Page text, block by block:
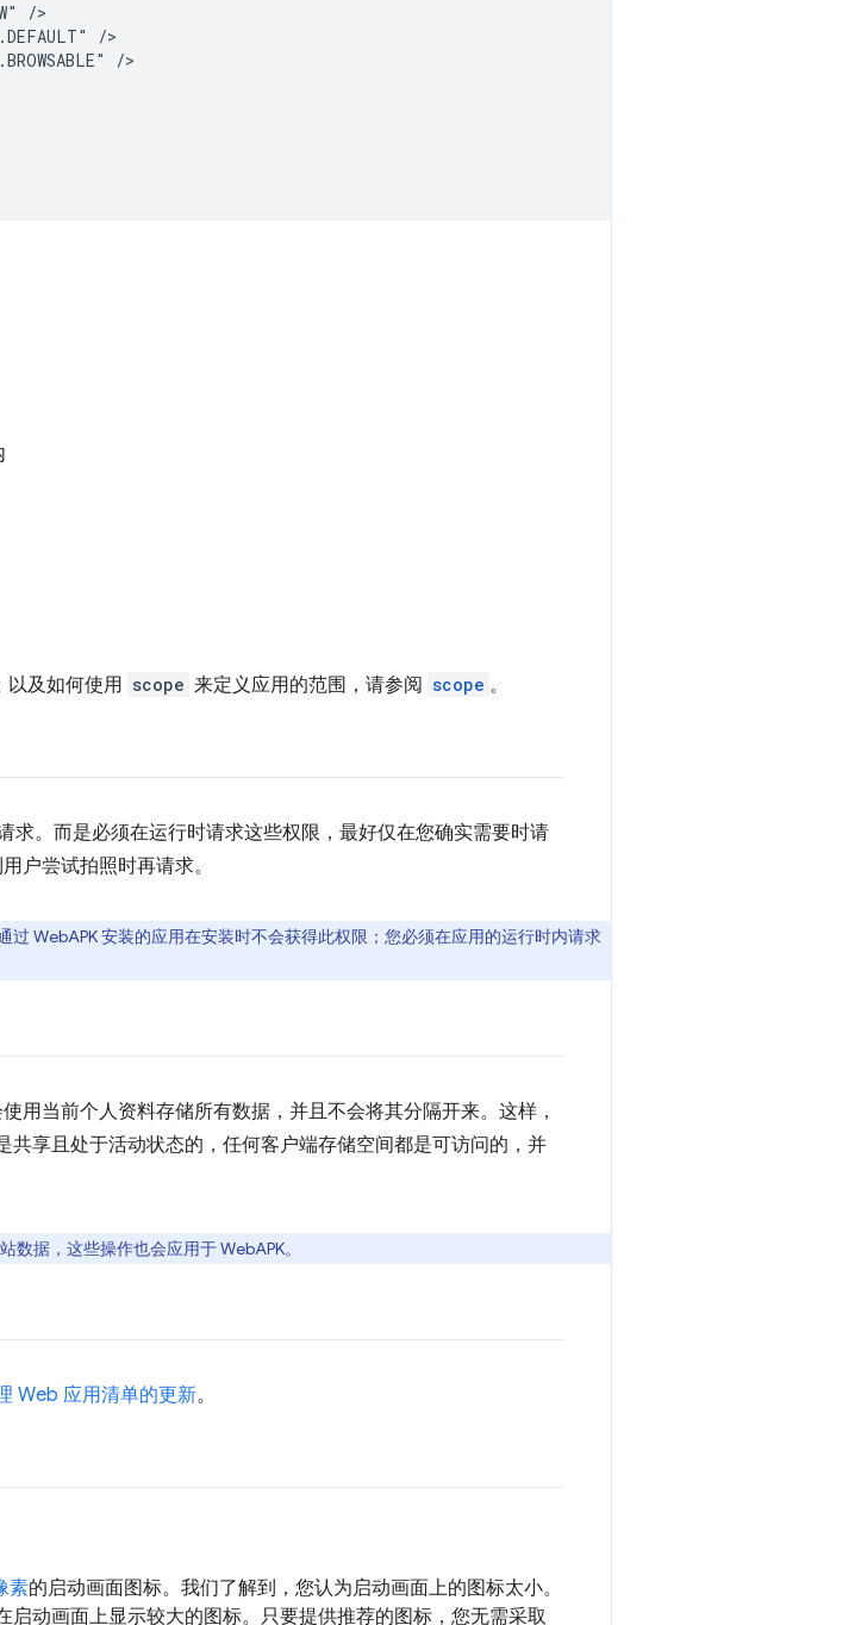
以及如何使用 scope 来定义应用的范围，请参阅 scope 。
求。而是必须在运行时请求这些权限，最好仅在您确实需要时请
户尝试拍照时再请求。
WebAPK 安装的应用在安装时不会获得此权限；您必须在应用的运行时内请求
用当前个人资料存储所有数据，并且不会将其分隔开来。这样，
享且处于活动状态的，任何客户端存储空间都是可访问的，并
据，这些操作也会应用于 WebAPK。
Web 应用清单的更新。
素的启动画面图标。我们了解到，您认为启动画面上的图标太小。
动画面上显示较大的图标。只要提供推荐的图标，您无需采取